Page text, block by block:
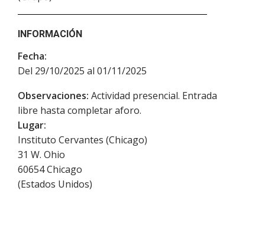
INFORMACIÓN
Fecha:
Del 29/10/2025 al 01/11/2025
Observaciones: Actividad presencial. Entrada
libre hasta completar aforo.
Lugar:
Instituto Cervantes (Chicago)
31 W. Ohio
60654Chicago
(Estados Unidos)